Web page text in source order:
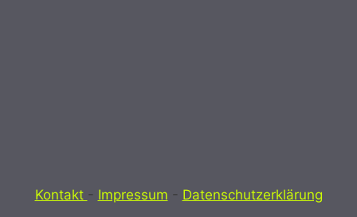
Kontakt - Impressum - Datenschutzerklärung